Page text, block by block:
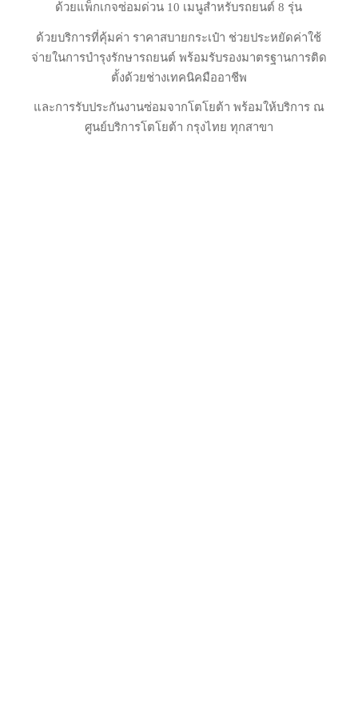
ด้วยแพ็กเกจซ่อมด่วน 10 เมนูสำหรับรถยนต์ 8 รุ่น
ด้วยบริการที่คุ้มค่า ราคาสบายกระเป๋า ช่วยประหยัดค่าใช้
จ่ายในการบำรุงรักษารถยนต์ พร้อมรับรองมาตรฐานการติด
ตั้งด้วยช่างเทคนิคมืออาชีพ
และการรับประกันงานซ่อมจากโตโยต้า พร้อมให้บริการ ณ
ศูนย์บริการโตโยต้า กรุงไทย ทุกสาขา